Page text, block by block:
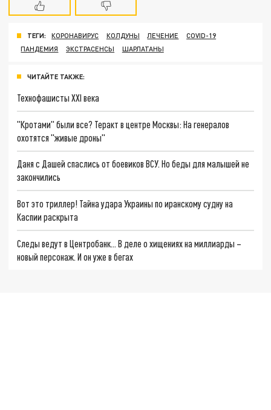
ТЕГИ: КОРОНАВИРУС КОЛДУНЫ ЛЕЧЕНИЕ
COVID-19
ПАНДЕМИЯ
ЭКСТРАСЕНСЫ ШАРЛАТАНЫ
ЧИТАЙТЕ ТАКЖЕ:
Технофашисты XXI века
"Кротами" были все? Теракт в центре Москвы: На генералов
охотятся "живые дроны"
Даня с Дашей спаслись от боевиков ВСУ. Но беды для малышей не
закончились
Вот это триллер! Тайна удара Украины по иранскому судну на
Каспии раскрыта
Следы ведут в Центробанк… В деле о хищениях на миллиарды –
новый персонаж. И он уже в бегах